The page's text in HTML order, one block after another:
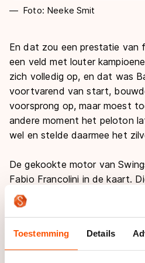
Toestemming Details
Foto: Neeke Smit
En dat zou een prestatie van
een veld met louter
zich volledig op, en dat was
voortvarend van start,
voorsprong op, maar moest
andere moment het peloton
wel en stelde daarmee het
De gekookte motor van
Fabio Francolini in de kaart.
positie één en consolideerde
bij uitstek kan: berekenend
weg in schoot geworpen na
Elton de Souza, nu greep hij